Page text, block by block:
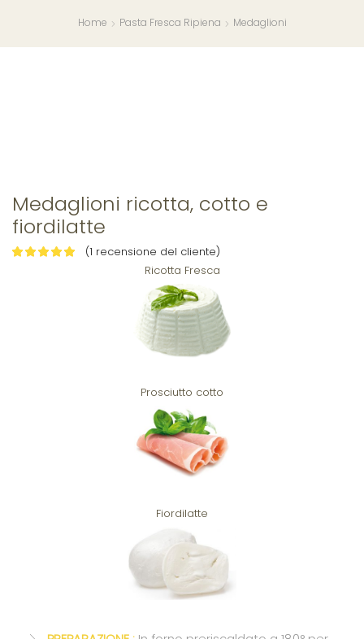
Home Pasta Fresca Ripiena Medaglioni
Medaglioni ricotta, cotto e
fiordilatte
(1 recensione del cliente)
Ricotta Fresca
Prosciutto cotto
Fiordilatte